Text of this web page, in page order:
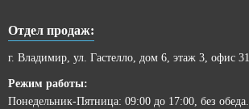
Отдел продаж:
г. Владимир, ул. Гастелло, дом 6, этаж 3, офис
Режим работы:
Понедельник-Пятница: 09:00 до 17:00, без